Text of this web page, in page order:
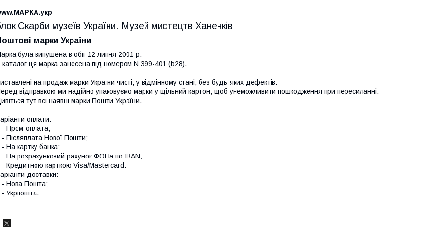
Скарби музеїв України. Музей мистецтв Ханенків
марки України
була випущена в обіг 12 липня 2001 р.
каталог ця марка занесена під номером N 399-401 (b28).
на продаж марки України чисті, у відмінному стані, без будь-яких дефектів.
відправкою ми надійно упаковуємо марки у щільний картон, щоб унеможливити пошкодження при пересиланні.
тут всі наявні марки Пошти України.
оплати:
- Пром-оплата,
- Післяплата Нової Пошти;
- На картку банка;
- На розрахунковий рахунок ФОПа по IBAN;
- Кредитною карткою Visa/Mastercard.
доставки:
- Нова Пошта;
- Укрпошта.